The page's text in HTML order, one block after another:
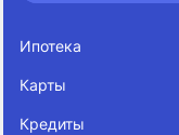
Ипотека
Карты
Кредиты